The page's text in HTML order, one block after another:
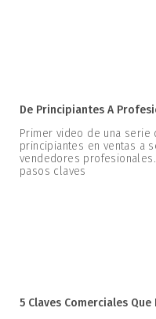
De Principiantes A
Primer video de una
principiantes en ventas a
vendedores
pasos claves
5 Claves Comerciales